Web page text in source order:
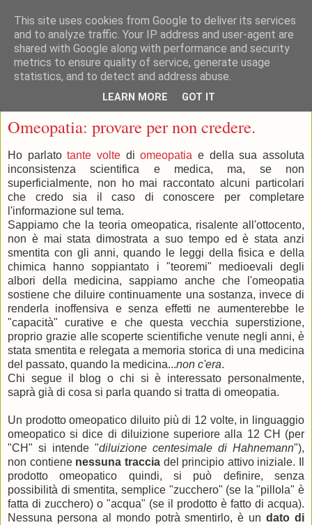
Omeopatia: provare per non credere.
Ho parlatotante volte diomeopatia e della sua assoluta
inconsistenza scientifica e medica, ma, se non
superficialmente, non ho mai raccontato alcuni particolari
che credo sia il caso di conoscere per completare
l'informazione sul tema.
Sappiamo che la teoria omeopatica, risalente all'ottocento,
non è mai stata dimostrata a suo tempo ed è stata anzi
smentita con gli anni, quando le leggi della fisica e della
chimica hanno soppiantato i "teoremi" medioevali degli
albori della medicina, sappiamo anche che l'omeopatia
sostiene che diluire continuamente una sostanza, invece di
renderla inoffensiva e senza effetti ne aumenterebbe le
"capacità" curative e che questa vecchia superstizione,
proprio grazie alle scoperte scientifiche venute negli anni, è
stata smentita e relegata a memoria storica di una medicina
del passato, quando la medicina...non c'era.
Chi segue il blog o chi si è interessato personalmente,
saprà già di cosa si parla quando si tratta di omeopatia.
Un prodotto omeopatico diluito più di 12 volte, in linguaggio
omeopatico si dice di diluizione superiore alla 12 CH (per
"CH" si intende "diluizione centesimale di Hahnemann"),
non contiene nessuna tracciadel principio attivo iniziale. Il
prodotto omeopatico quindi, si può definire, senza
possibilità di smentita, semplice "zucchero" (se la "pillola" è
fatta di zucchero) o "acqua" (se il prodotto è fatto di acqua).
Nessuna persona al mondo potrà smentirlo, è undato di
This site uses cookies from Google to deliver its services
and to analyze traffic. Your IP address and user-agent are
shared with Google along with performance and security
metrics to ensure quality of service, generate usage
statistics, and to detect and address abuse.
LEARN MORE GOT IT